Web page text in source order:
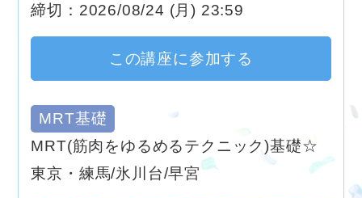
締切：2026/08/24 (月) 23:59
この講座に参加する
MRT基礎
MRT(筋肉をゆるめるテクニック)基礎☆
東京・練馬/氷川台/早宮